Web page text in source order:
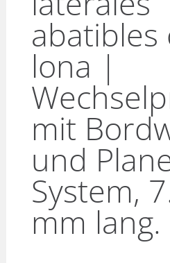
abatibles
lona |
mit
und
System,
mm lang.